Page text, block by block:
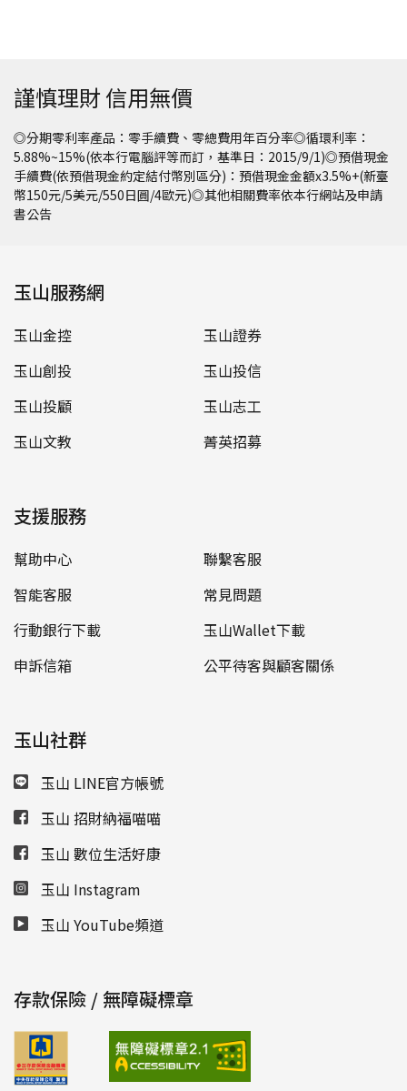
謹慎理財 信用無價
◎分期零利率產品：零手續費、零總費用年百分率◎循環利率：
5.88%~15%(依本行電腦評等而訂，基準日：2015/9/1)◎預借現金
手續費(依預借現金約定結付幣別區分)：預借現金金額x3.5%+(新臺
幣150元/5美元/550日圓/4歐元)◎其他相關費率依本行網站及申請
書公告
玉山服務網
玉山金控
玉山證券
玉山創投
玉山投信
玉山投顧
玉山志工
玉山文教
菁英招募
支援服務
幫助中心
聯繫客服
智能客服
常見問題
行動銀行下載
玉山Wallet下載
申訴信箱
公平待客與顧客關係
玉山社群
玉山 LINE官方帳號
玉山 招財納福喵喵
玉山 數位生活好康
玉山 Instagram
玉山 YouTube頻道
存款保險 / 無障礙標章